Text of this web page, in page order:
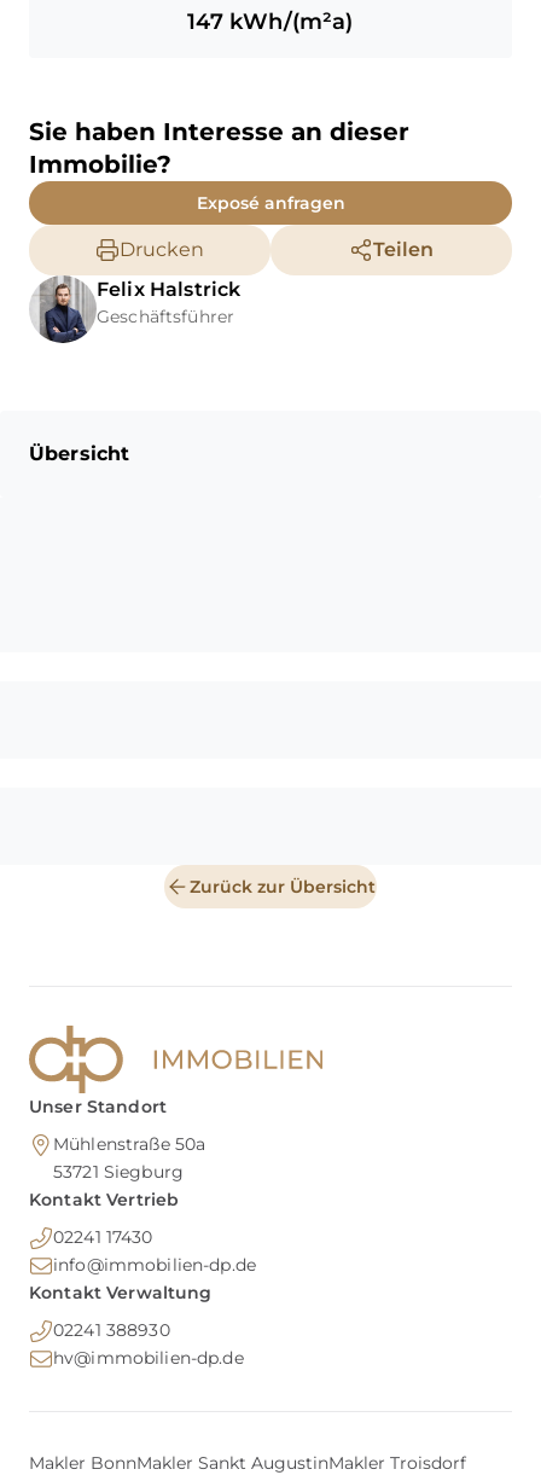
147 kWh/(m²a)
Sie haben Interesse an dieser
Immobilie?
Exposé anfragen
Drucken
Teilen
Felix Halstrick
Geschäftsführer
Übersicht
Zurück zur Übersicht
Unser Standort
Mühlenstraße 50a
53721 Siegburg
Kontakt Vertrieb
02241 17430
info@immobilien-dp.de
Kontakt Verwaltung
02241 388930
hv@immobilien-dp.de
Makler BonnMakler Sankt AugustinMakler Troisdorf